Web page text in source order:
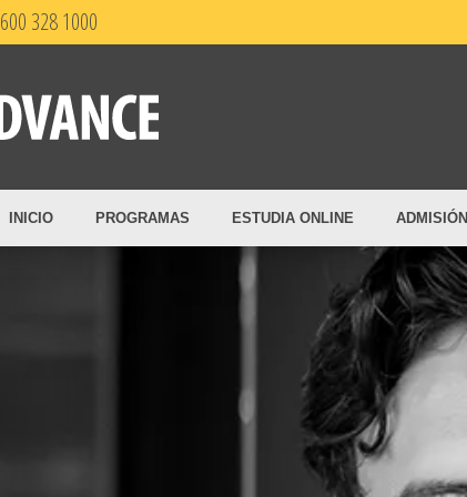
600 328 1000
INICIO PROGRAMAS ESTUDIA ONLINE ADMISIÓN